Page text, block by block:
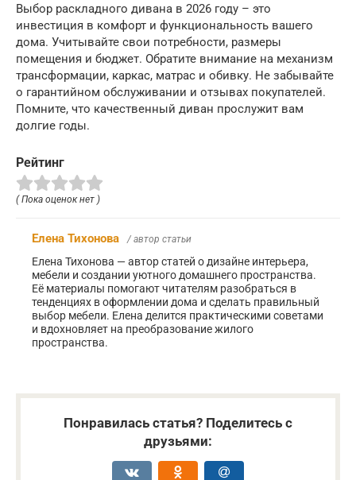
Выбор раскладного дивана в 2026 году – это
инвестиция в комфорт и функциональность вашего
дома. Учитывайте свои потребности, размеры
помещения и бюджет. Обратите внимание на механизм
трансформации, каркас, матрас и обивку. Не забывайте
о гарантийном обслуживании и отзывах покупателей.
Помните, что качественный диван прослужит вам
долгие годы.
Рейтинг
( Пока оценок нет )
Елена Тихонова / автор статьи
Елена Тихонова — автор статей о дизайне интерьера,
мебели и создании уютного домашнего пространства.
Её материалы помогают читателям разобраться в
тенденциях в оформлении дома и сделать правильный
выбор мебели. Елена делится практическими советами
и вдохновляет на преобразование жилого
пространства.
Понравилась статья? Поделитесь с
друзьями: